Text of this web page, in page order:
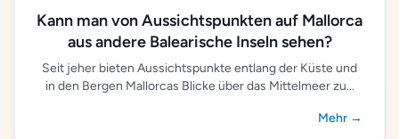
Kann man von Aussichtspunkten auf Mallorca
aus andere Balearische Inseln sehen?
Seit jeher bieten Aussichtspunkte entlang der Küste und
in den Bergen Mallorcas Blicke über das Mittelmeer zu...
Mehr →